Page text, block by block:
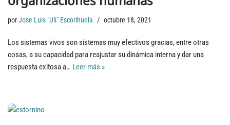
porJose Luis "Uli" Escorihuela octubre 18, 2021
Los sistemas vivos son sistemas muy efectivos gracias, entre otras
cosas, a su capacidad para reajustar su dinámica interna y dar una
respuesta exitosa a… Leer más »